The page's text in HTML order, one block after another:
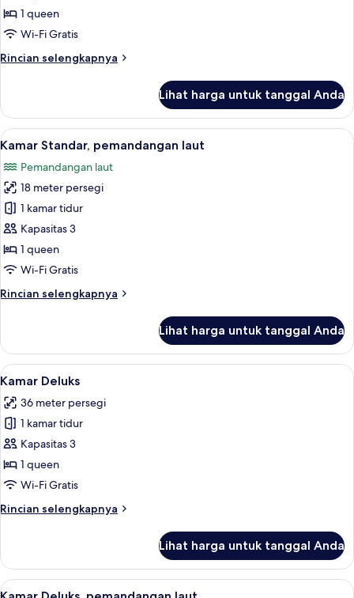
Standar
1 queen
Wi-Fi Gratis
Rincian selengkapnya
Rincian
Kamar
Standar
Lihat harga untuk tanggal Anda
Lihat
semua
foto
untuk
Kamar
Standar,
pemandangan
laut
Kamar Standar, pemandangan laut
10
Kamar Standar, pemandangan laut
Pemandangan laut
18 meter persegi
1 kamar tidur
Kapasitas 3
1 queen
Wi-Fi Gratis
Rincian selengkapnya
Rincian
Kamar
Standar,
pemandangan
Lihat harga untuk tanggal Anda
Lihat
semua
foto
untuk
Kamar
Deluks
Minibar, tirai kedap cahaya, Wi-Fi
5
Kamar Deluks
36 meter persegi
1 kamar tidur
Kapasitas 3
1 queen
Wi-Fi Gratis
Rincian selengkapnya
Rincian
Kamar
Deluks
Lihat harga untuk tanggal Anda
Lihat
Minibar, tirai kedap cahaya, Wi-Fi
10